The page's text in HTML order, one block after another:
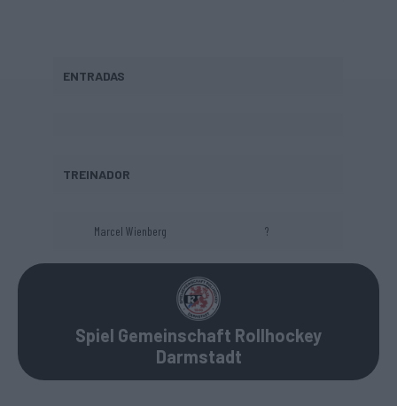
ENTRADAS
TREINADOR
Marcel Wienberg ?
Spiel Gemeinschaft Rollhockey
Darmstadt